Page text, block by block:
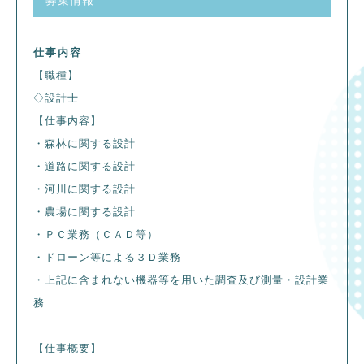
仕事内容
【職種】
◇設計士
【仕事内容】
・森林に関する設計
・道路に関する設計
・河川に関する設計
・農場に関する設計
・ＰＣ業務（ＣＡＤ等）
・ドローン等による３Ｄ業務
・上記に含まれない機器等を用いた調査及び測量・設計業
務
【仕事概要】